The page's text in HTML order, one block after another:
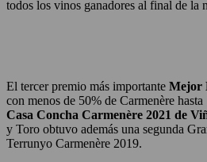
todos los vinos ganadores al final de la
El tercer premio más importante Mejor
con menos de 50% de Carmenère hasta
Casa Concha Carmenère 2021 de
y Toro obtuvo además una segunda
Terrunyo Carmenère 2019.